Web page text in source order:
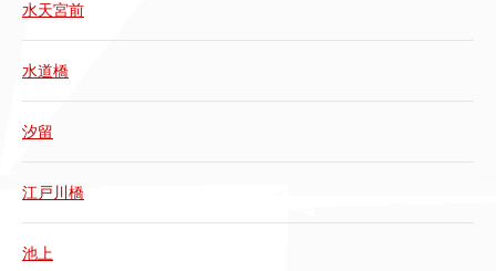
水天宮前
水道橋
汐留
江戸川橋
池上